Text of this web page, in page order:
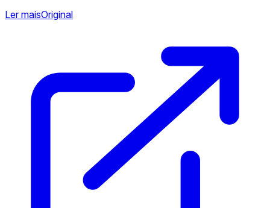
Ler maisOriginal